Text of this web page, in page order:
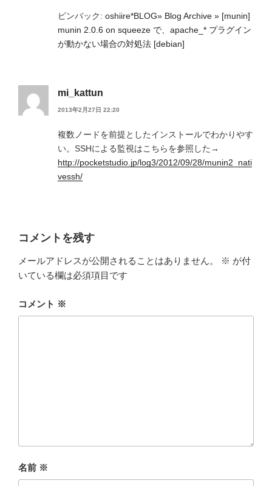
ピンバック: oshiire*BLOG» Blog Archive » [munin]
munin 2.0.6 on squeeze で、apache_* プラグイン
が動かない場合の対処法 [debian]
mi_kattun
2013年2月27日 22:20
複数ノードを前提としたインストールでわかりやす
い。SSHによる監視はこちらを参照した→
http://pocketstudio.jp/log3/2012/09/28/munin2_nati
vessh/
コメントを残す
メールアドレスが公開されることはありません。 ※ が付
いている欄は必須項目です
コメント ※
名前 ※